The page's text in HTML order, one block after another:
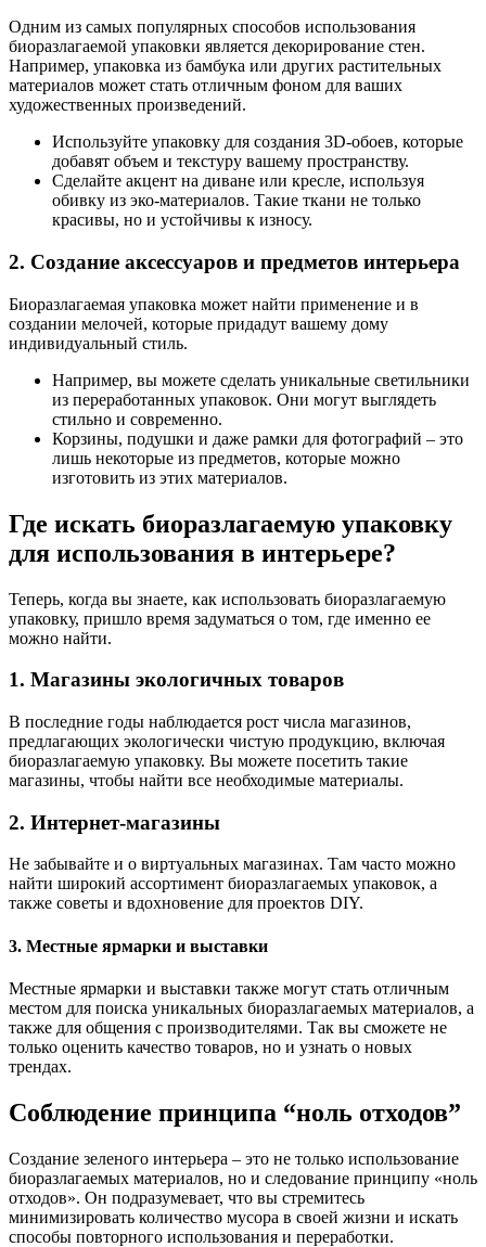
Одним из самых популярных способов использования
биоразлагаемой упаковки является декорирование стен.
Например, упаковка из бамбука или других растительных
материалов может стать отличным фоном для ваших
художественных произведений.
Используйте упаковку для создания 3D-обоев, которые
добавят объем и текстуру вашему пространству.
Сделайте акцент на диване или кресле, используя
обивку из эко-материалов. Такие ткани не только
красивы, но и устойчивы к износу.
2. Создание аксессуаров и предметов интерьера
Биоразлагаемая упаковка может найти применение и в
создании мелочей, которые придадут вашему дому
индивидуальный стиль.
Например, вы можете сделать уникальные светильники
из переработанных упаковок. Они могут выглядеть
стильно и современно.
Корзины, подушки и даже рамки для фотографий – это
лишь некоторые из предметов, которые можно
изготовить из этих материалов.
Где искать биоразлагаемую упаковку
для использования в интерьере?
Теперь, когда вы знаете, как использовать биоразлагаемую
упаковку, пришло время задуматься о том, где именно ее
можно найти.
1. Магазины экологичных товаров
В последние годы наблюдается рост числа магазинов,
предлагающих экологически чистую продукцию, включая
биоразлагаемую упаковку. Вы можете посетить такие
магазины, чтобы найти все необходимые материалы.
2. Интернет-магазины
Не забывайте и о виртуальных магазинах. Там часто можно
найти широкий ассортимент биоразлагаемых упаковок, а
также советы и вдохновение для проектов DIY.
3. Местные ярмарки и выставки
Местные ярмарки и выставки также могут стать отличным
местом для поиска уникальных биоразлагаемых материалов, а
также для общения с производителями. Так вы сможете не
только оценить качество товаров, но и узнать о новых
трендах.
Соблюдение принципа “ноль отходов”
Создание зеленого интерьера – это не только использование
биоразлагаемых материалов, но и следование принципу «ноль
отходов». Он подразумевает, что вы стремитесь
минимизировать количество мусора в своей жизни и искать
способы повторного использования и переработки.